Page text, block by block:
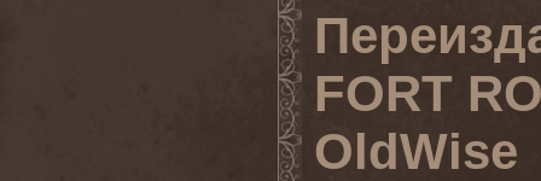
FORT
OldWise